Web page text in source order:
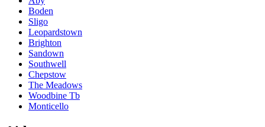
Boden
Sligo
Leopardstown
Brighton
Sandown
Southwell
Chepstow
The Meadows
Woodbine Tb
Monticello